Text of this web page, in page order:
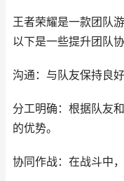
王者荣耀是一款团队
以下是一些提升团队协
沟通：与队友保持良
分工明确：根据队友
的优势。
协同作战：在战斗中